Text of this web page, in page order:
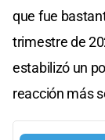
que fue
trimestre de
estabilizó un
reacción más